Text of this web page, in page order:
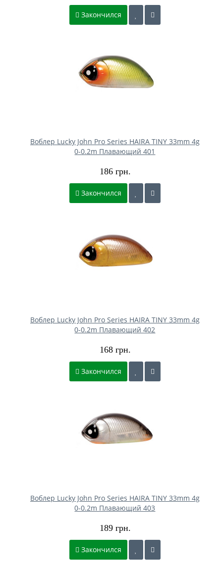
Закончился
Воблер Lucky John Pro Series HAIRA TINY 33mm 4g
0-0.2m Плавающий 401
186 грн.
Закончился
Воблер Lucky John Pro Series HAIRA TINY 33mm 4g
0-0.2m Плавающий 402
168 грн.
Закончился
Воблер Lucky John Pro Series HAIRA TINY 33mm 4g
0-0.2m Плавающий 403
189 грн.
Закончился